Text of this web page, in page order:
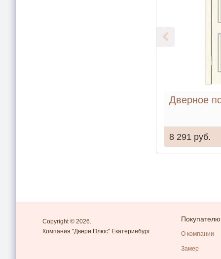
Дверное
8 291 руб.
Copyright © 2026.
Компания "Двери Плюс" Екатеринбург
Покупателю
О компании
Замер